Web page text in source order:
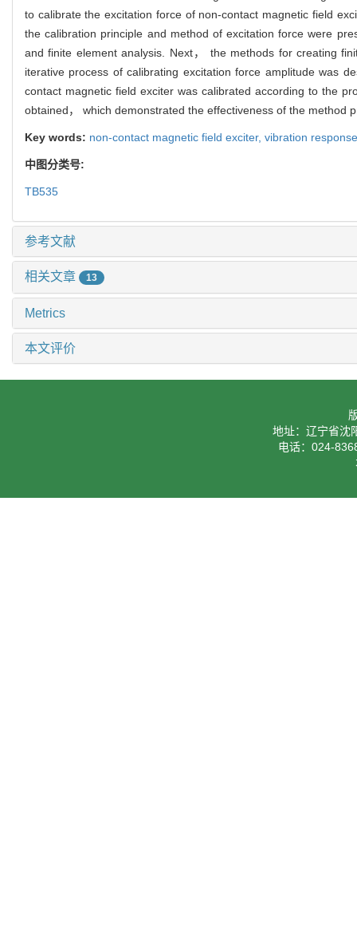
to calibrate the excitation force of non-contact magnetic field
the calibration principle and method of excitation force were
and finite element analysis. Next， the methods for creating
iterative process of calibrating excitation force amplitude was
contact magnetic field exciter was calibrated according to the
obtained， which demonstrated the effectiveness of the method
Key words: non-contact magnetic field exciter, vibration
中图分类号:
TB535
参考文献
相关文章 13
Metrics
本文评价
地址：辽宁省沈
电话：024-